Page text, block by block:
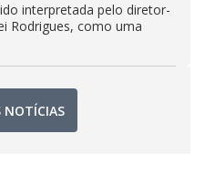
interpretada pelo diretor-
Rodrigues, como uma
NOTÍCIAS